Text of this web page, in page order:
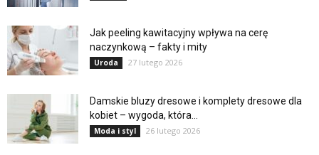
Jak peeling kawitacyjny wpływa na cerę
naczynkową – fakty i mity
Uroda 27 lutego 2026
Damskie bluzy dresowe i komplety dresowe dla
kobiet – wygoda, która...
Moda i styl 26 lutego 2026